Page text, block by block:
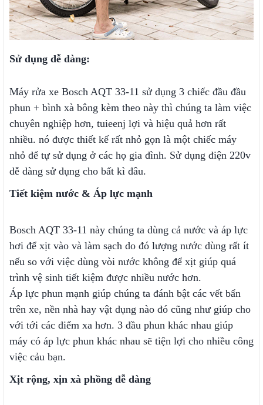
Sử dụng dễ dàng:
Máy rửa xe Bosch AQT 33-11 sử dụng 3 chiếc đầu đầu
phun + bình xà bông kèm theo này thì chúng ta làm việc
chuyên nghiệp hơn, tuieenj lợi và hiệu quả hơn rất
nhiều. nó được thiết kế rất nhỏ gọn là một chiếc máy
nhỏ để tự sử dụng ở các họ gia đình. Sử dụng điện 220v
dễ dàng sử dụng cho bất kì đâu.
Tiết kiệm nước & Áp lực mạnh
Bosch AQT 33-11 này chúng ta dùng cả nước và áp lực
hơi để xịt vào và làm sạch do đó lượng nước dùng rất ít
nếu so với việc dùng vòi nước không để xịt giúp quá
trình vệ sinh tiết kiệm được nhiều nước hơn.
Áp lực phun mạnh giúp chúng ta đánh bật các vết bẩn
trên xe, nền nhà hay vật dụng nào đó cũng như giúp cho
với tới các điểm xa hơn. 3 đầu phun khác nhau giúp
máy có áp lực phun khác nhau sẽ tiện lợi cho nhiều công
việc cảu bạn.
Xịt rộng, xịn xà phồng dễ dàng